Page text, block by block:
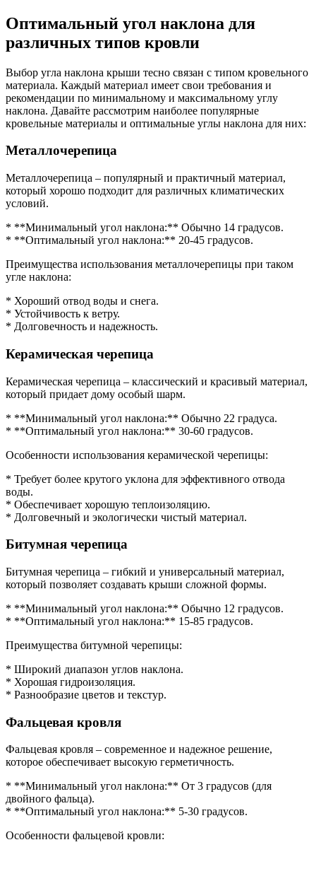
Оптимальный угол наклона для
различных типов кровли
Выбор угла наклона крыши тесно связан с типом кровельного
материала. Каждый материал имеет свои требования и
рекомендации по минимальному и максимальному углу
наклона. Давайте рассмотрим наиболее популярные
кровельные материалы и оптимальные углы наклона для них:
Металлочерепица
Металлочерепица – популярный и практичный материал,
который хорошо подходит для различных климатических
условий.
* **Минимальный угол наклона:** Обычно 14 градусов.
* **Оптимальный угол наклона:** 20-45 градусов.
Преимущества использования металлочерепицы при таком
угле наклона:
* Хороший отвод воды и снега.
* Устойчивость к ветру.
* Долговечность и надежность.
Керамическая черепица
Керамическая черепица – классический и красивый материал,
который придает дому особый шарм.
* **Минимальный угол наклона:** Обычно 22 градуса.
* **Оптимальный угол наклона:** 30-60 градусов.
Особенности использования керамической черепицы:
* Требует более крутого уклона для эффективного отвода
воды.
* Обеспечивает хорошую теплоизоляцию.
* Долговечный и экологически чистый материал.
Битумная черепица
Битумная черепица – гибкий и универсальный материал,
который позволяет создавать крыши сложной формы.
* **Минимальный угол наклона:** Обычно 12 градусов.
* **Оптимальный угол наклона:** 15-85 градусов.
Преимущества битумной черепицы:
* Широкий диапазон углов наклона.
* Хорошая гидроизоляция.
* Разнообразие цветов и текстур.
Фальцевая кровля
Фальцевая кровля – современное и надежное решение,
которое обеспечивает высокую герметичность.
* **Минимальный угол наклона:** От 3 градусов (для
двойного фальца).
* **Оптимальный угол наклона:** 5-30 градусов.
Особенности фальцевой кровли: